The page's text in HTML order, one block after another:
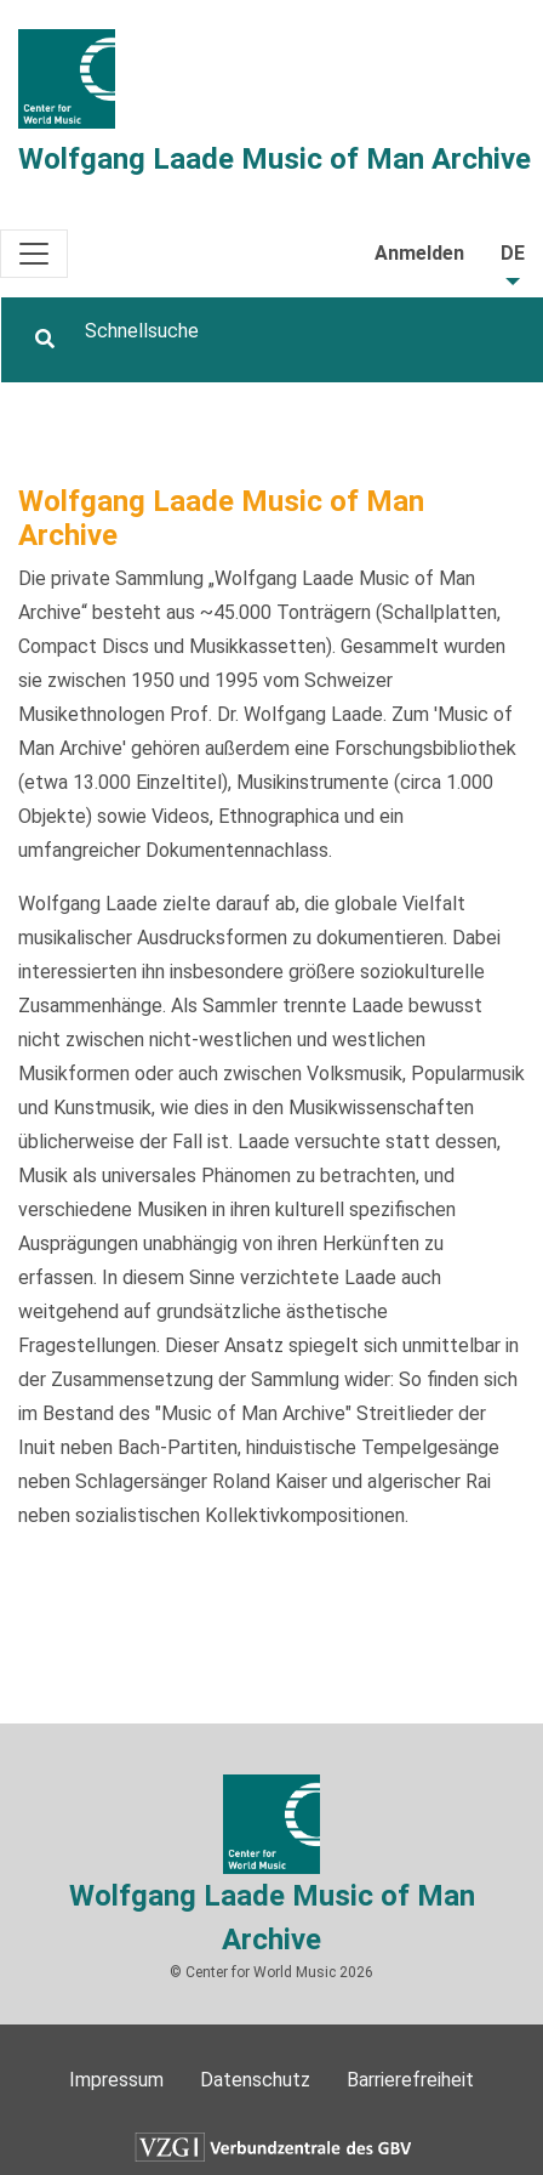
Wolfgang Laade Music of Man Archive
Anmelden DE
Wolfgang Laade Music of Man
Archive
Die private Sammlung „Wolfgang Laade Music of Man
Archive“ besteht aus ~45.000 Tonträgern (Schallplatten,
Compact Discs und Musikkassetten). Gesammelt wurden
sie zwischen 1950 und 1995 vom Schweizer
Musikethnologen Prof. Dr. Wolfgang Laade. Zum 'Music of
Man Archive' gehören außerdem eine Forschungsbibliothek
(etwa 13.000 Einzeltitel), Musikinstrumente (circa 1.000
Objekte) sowie Videos, Ethnographica und ein
umfangreicher Dokumentennachlass.
Wolfgang Laade zielte darauf ab, die globale Vielfalt
musikalischer Ausdrucksformen zu dokumentieren. Dabei
interessierten ihn insbesondere größere soziokulturelle
Zusammenhänge. Als Sammler trennte Laade bewusst
nicht zwischen nicht-westlichen und westlichen
Musikformen oder auch zwischen Volksmusik, Popularmusik
und Kunstmusik, wie dies in den Musikwissenschaften
üblicherweise der Fall ist. Laade versuchte statt dessen,
Musik als universales Phänomen zu betrachten, und
verschiedene Musiken in ihren kulturell spezifischen
Ausprägungen unabhängig von ihren Herkünften zu
erfassen. In diesem Sinne verzichtete Laade auch
weitgehend auf grundsätzliche ästhetische
Fragestellungen. Dieser Ansatz spiegelt sich unmittelbar in
der Zusammensetzung der Sammlung wider: So finden sich
im Bestand des "Music of Man Archive" Streitlieder der
Inuit neben Bach-Partiten, hinduistische Tempelgesänge
neben Schlagersänger Roland Kaiser und algerischer Rai
neben sozialistischen Kollektivkompositionen.
Wolfgang Laade Music of Man
Archive
© Center for World Music 2026
Impressum Datenschutz Barrierefreiheit